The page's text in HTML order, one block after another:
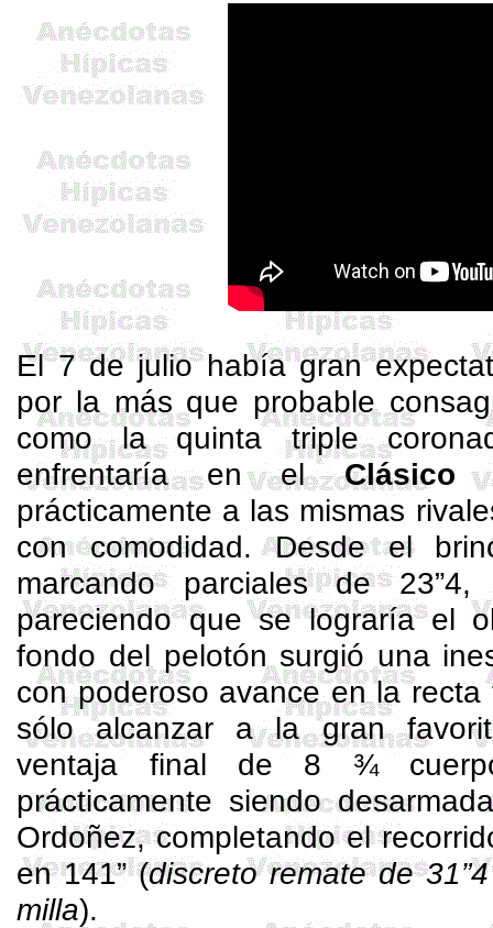
El 7 de julio había gran
por la más que probable
como la quinta triple
enfrentaría en elClásico
prácticamente a las mismas
con comodidad. Desde el
marcando parciales de
pareciendo que se lograría el
fondo del pelotón surgió una
con poderoso avance en la
sólo alcanzar a la gran
ventaja final de 8 ¾
prácticamente siendo
Ordoñez, completando el
en 141” (discreto remate de
milla).